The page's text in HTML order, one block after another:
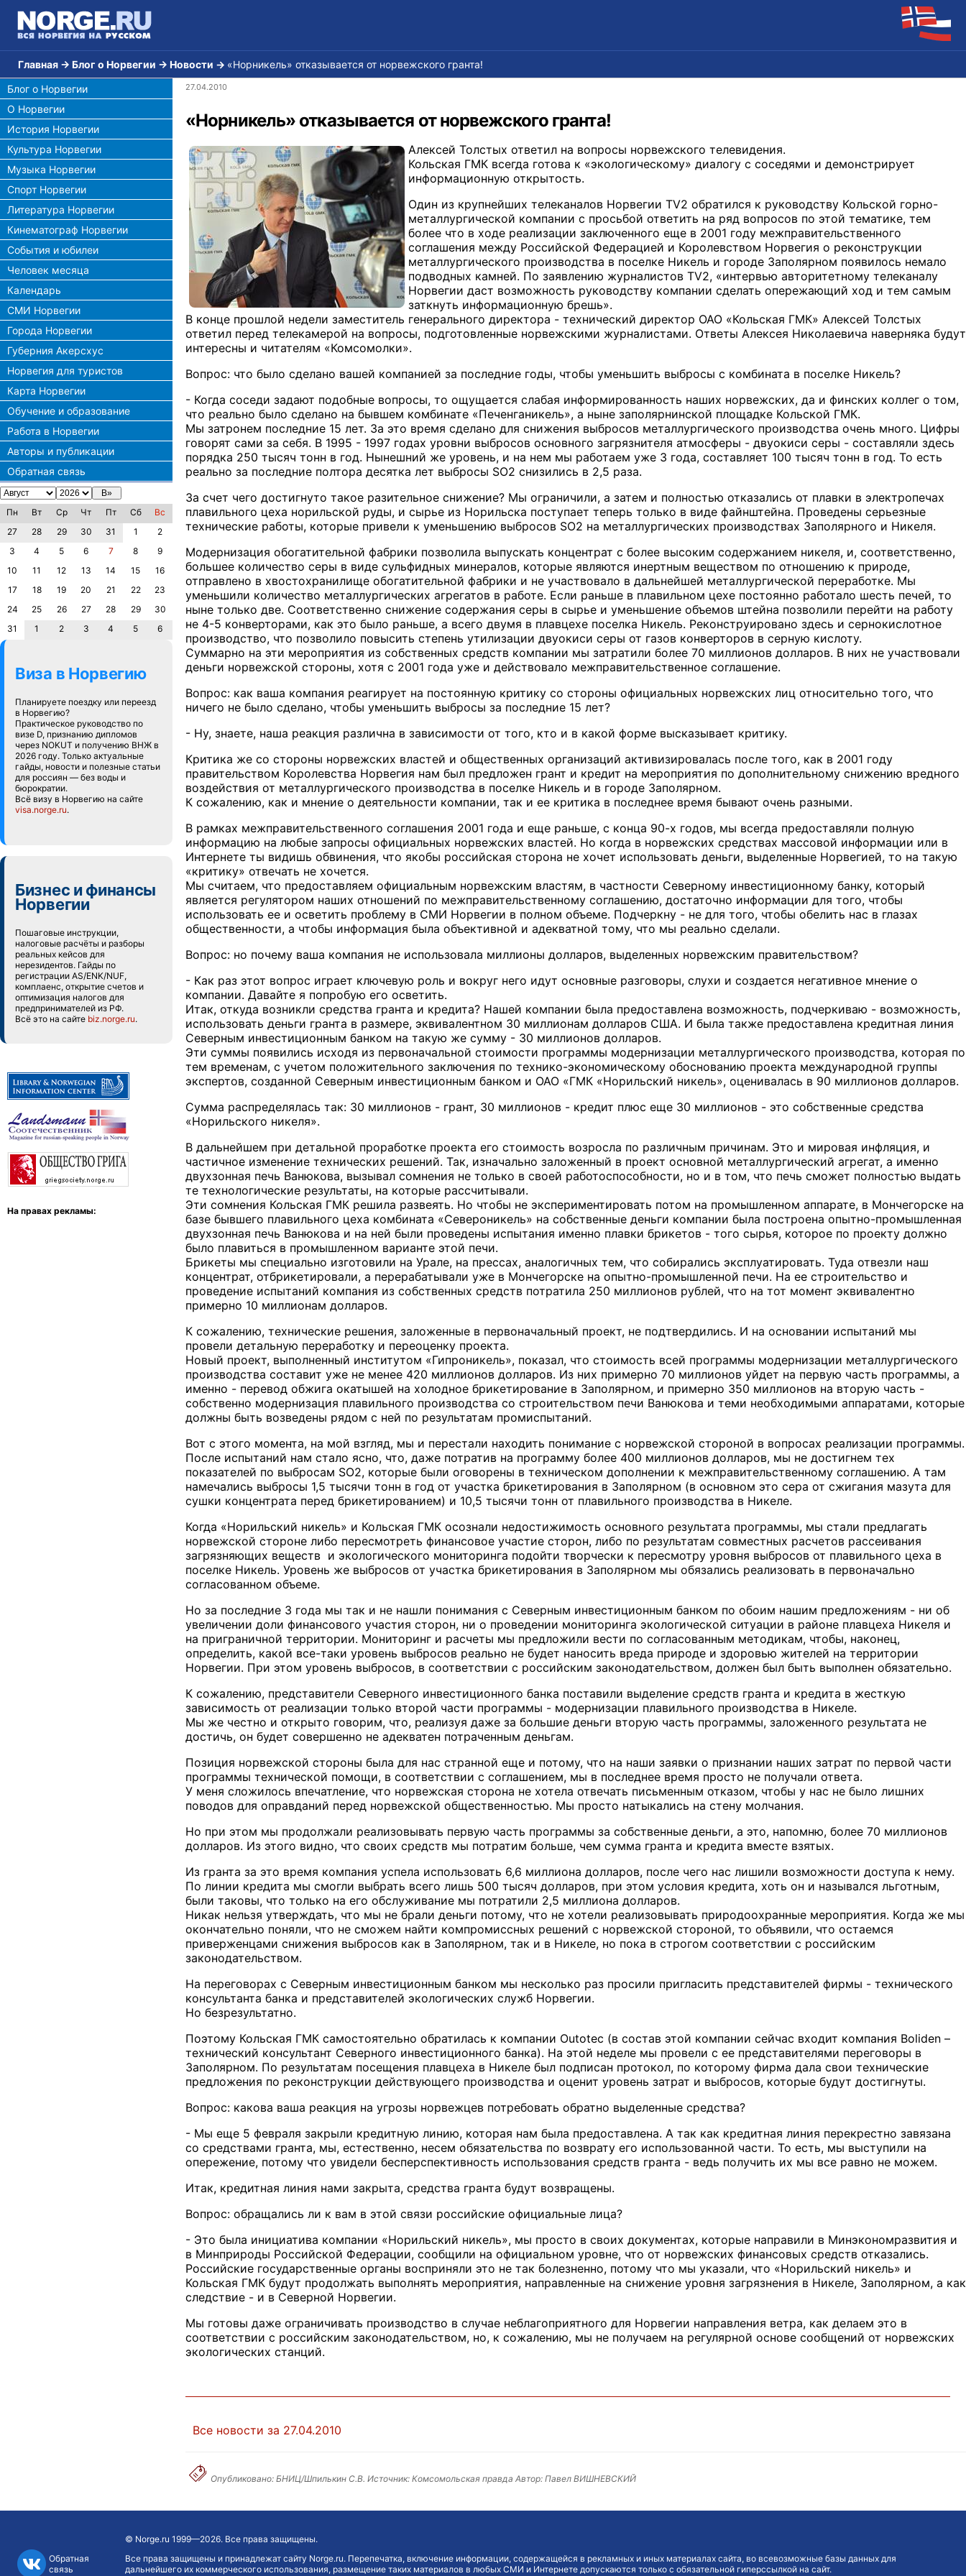
Главная → Блог о Норвегии → Новости → «Норникель» отказывается от норвежского гранта!
Блог о Норвегии
О Норвегии
История Норвегии
Культура Норвегии
Музыка Норвегии
Спорт Норвегии
Литература Норвегии
Кинематограф Норвегии
События и юбилеи
Человек месяца
Календарь
СМИ Норвегии
Города Норвегии
Губерния Акерсхус
Норвегия для туристов
Карта Норвегии
Обучение и образование
Работа в Норвегии
Авторы и публикации
Обратная связь
Пн Вт Ср Чт Пт Сб
Вс
27
28 29 30 31 1
2
3
4 5 6 7 8
9
10
11 12 13 14 15
16
17
18 19 20 21 22
23
24
25 26 27 28 29
30
31
1 2 3 4 5 6
Виза в Норвегию
Планируете поездку или переезд
в Норвегию?
Практическое руководство по
визе D, признанию дипломов
через NOKUT и получению ВНЖ в
2026 году. Только актуальные
гайды, новости и полезные статьи
для россиян — без воды и
бюрократии.
Всё визу в Норвегию на сайте
visa.norge.ru.
Бизнес и финансы
Норвегии
Пошаговые инструкции,
налоговые расчёты и разборы
реальных кейсов для
нерезидентов. Гайды по
регистрации AS/ENK/NUF,
комплаенс, открытие счетов и
оптимизация налогов для
предпринимателей из РФ.
Всё это на сайте biz.norge.ru.
На правах рекламы:
27.04.2010
«Норникель» отказывается от норвежского гранта!
Алексей Толстых ответил на вопросы норвежского телевидения.
Кольская ГМК всегда готова к «экологическому» диалогу с соседями и демонстрирует
информационную открытость.
Один из крупнейших телеканалов Норвегии TV2 обратился к руководству Кольской горно-
металлургической компании с просьбой ответить на ряд вопросов по этой тематике, тем
более что в ходе реализации заключенного еще в 2001 году межправительственного
соглашения между Российской Федерацией и Королевством Норвегия о реконструкции
металлургического производства в поселке Никель и городе Заполярном появилось немало
подводных камней. По заявлению журналистов TV2, «интервью авторитетному телеканалу
Норвегии даст возможность руководству компании сделать опережающий ход и тем самым
заткнуть информационную брешь».
В конце прошлой недели заместитель генерального директора - технический директор ОАО «Кольская ГМК» Алексей Толстых
ответил перед телекамерой на вопросы, подготовленные норвежскими журналистами. Ответы Алексея Николаевича наверняка будут
интересны и читателям «Комсомолки».
Вопрос: что было сделано вашей компанией за последние годы, чтобы уменьшить выбросы с комбината в поселке Никель?
- Когда соседи задают подобные вопросы, то ощущается слабая информированность наших норвежских, да и финских коллег о том,
что реально было сделано на бывшем комбинате «Печенганикель», а ныне заполярнинской площадке Кольской ГМК.
Мы затронем последние 15 лет. За это время сделано для снижения выбросов металлургического производства очень много. Цифры
говорят сами за себя. В 1995 - 1997 годах уровни выбросов основного загрязнителя атмосферы - двуокиси серы - составляли здесь
порядка 250 тысяч тонн в год. Нынешний же уровень, и на нем мы работаем уже 3 года, составляет 100 тысяч тонн в год. То есть
реально за последние полтора десятка лет выбросы SO2 снизились в 2,5 раза.
За счет чего достигнуто такое разительное снижение? Мы ограничили, а затем и полностью отказались от плавки в электропечах
плавильного цеха норильской руды, и сырье из Норильска поступает теперь только в виде файнштейна. Проведены серьезные
технические работы, которые привели к уменьшению выбросов SO2 на металлургических производствах Заполярного и Никеля.
Модернизация обогатительной фабрики позволила выпускать концентрат с более высоким содержанием никеля, и, соответственно,
большее количество серы в виде сульфидных минералов, которые являются инертным веществом по отношению к природе,
отправлено в хвостохранилище обогатительной фабрики и не участвовало в дальнейшей металлургической переработке. Мы
уменьшили количество металлургических агрегатов в работе. Если раньше в плавильном цехе постоянно работало шесть печей, то
ныне только две. Соответственно снижение содержания серы в сырье и уменьшение объемов штейна позволили перейти на работу
не 4-5 конверторами, как это было раньше, а всего двумя в плавцехе поселка Никель. Реконструировано здесь и сернокислотное
производство, что позволило повысить степень утилизации двуокиси серы от газов конверторов в серную кислоту.
Суммарно на эти мероприятия из собственных средств компании мы затратили более 70 миллионов долларов. В них не участвовали
деньги норвежской стороны, хотя с 2001 года уже и действовало межправительственное соглашение.
Вопрос: как ваша компания реагирует на постоянную критику со стороны официальных норвежских лиц относительно того, что
ничего не было сделано, чтобы уменьшить выбросы за последние 15 лет?
- Ну, знаете, наша реакция различна в зависимости от того, кто и в какой форме высказывает критику.
Критика же со стороны норвежских властей и общественных организаций активизировалась после того, как в 2001 году
правительством Королевства Норвегия нам был предложен грант и кредит на мероприятия по дополнительному снижению вредного
воздействия от металлургического производства в поселке Никель и в городе Заполярном.
К сожалению, как и мнение о деятельности компании, так и ее критика в последнее время бывают очень разными.
В рамках межправительственного соглашения 2001 года и еще раньше, с конца 90-х годов, мы всегда предоставляли полную
информацию на любые запросы официальных норвежских властей. Но когда в норвежских средствах массовой информации или в
Интернете ты видишь обвинения, что якобы российская сторона не хочет использовать деньги, выделенные Норвегией, то на такую
«критику» отвечать не хочется.
Мы считаем, что предоставляем официальным норвежским властям, в частности Северному инвестиционному банку, который
является регулятором наших отношений по межправительственному соглашению, достаточно информации для того, чтобы
использовать ее и осветить проблему в СМИ Норвегии в полном объеме. Подчеркну - не для того, чтобы обелить нас в глазах
общественности, а чтобы информация была объективной и адекватной тому, что мы реально сделали.
Вопрос: но почему ваша компания не использовала миллионы долларов, выделенных норвежским правительством?
- Как раз этот вопрос играет ключевую роль и вокруг него идут основные разговоры, слухи и создается негативное мнение о
компании. Давайте я попробую его осветить.
Итак, откуда возникли средства гранта и кредита? Нашей компании была предоставлена возможность, подчеркиваю - возможность,
использовать деньги гранта в размере, эквивалентном 30 миллионам долларов США. И была также предоставлена кредитная линия
Северным инвестиционным банком на такую же сумму - 30 миллионов долларов.
Эти суммы появились исходя из первоначальной стоимости программы модернизации металлургического производства, которая по
тем временам, с учетом положительного заключения по технико-экономическому обоснованию проекта международной группы
экспертов, созданной Северным инвестиционным банком и ОАО «ГМК «Норильский никель», оценивалась в 90 миллионов долларов.
Сумма распределялась так: 30 миллионов - грант, 30 миллионов - кредит плюс еще 30 миллионов - это собственные средства
«Норильского никеля».
В дальнейшем при детальной проработке проекта его стоимость возросла по различным причинам. Это и мировая инфляция, и
частичное изменение технических решений. Так, изначально заложенный в проект основной металлургический агрегат, а именно
двухзонная печь Ванюкова, вызывал сомнения не только в своей работоспособности, но и в том, что печь сможет полностью выдать
те технологические результаты, на которые рассчитывали.
Эти сомнения Кольская ГМК решила развеять. Но чтобы не экспериментировать потом на промышленном аппарате, в Мончегорске на
базе бывшего плавильного цеха комбината «Североникель» на собственные деньги компании была построена опытно-промышленная
двухзонная печь Ванюкова и на ней были проведены испытания именно плавки брикетов - того сырья, которое по проекту должно
было плавиться в промышленном варианте этой печи.
Брикеты мы специально изготовили на Урале, на прессах, аналогичных тем, что собирались эксплуатировать. Туда отвезли наш
концентрат, отбрикетировали, а перерабатывали уже в Мончегорске на опытно-промышленной печи. На ее строительство и
проведение испытаний компания из собственных средств потратила 250 миллионов рублей, что на тот момент эквивалентно
примерно 10 миллионам долларов.
К сожалению, технические решения, заложенные в первоначальный проект, не подтвердились. И на основании испытаний мы
провели детальную переработку и переоценку проекта.
Новый проект, выполненный институтом «Гипроникель», показал, что стоимость всей программы модернизации металлургического
производства составит уже не менее 420 миллионов долларов. Из них примерно 70 миллионов уйдет на первую часть программы, а
именно - перевод обжига окатышей на холодное брикетирование в Заполярном, и примерно 350 миллионов на вторую часть -
собственно модернизация плавильного производства со строительством печи Ванюкова и теми необходимыми аппаратами, которые
должны быть возведены рядом с ней по результатам промиспытаний.
Вот с этого момента, на мой взгляд, мы и перестали находить понимание с норвежской стороной в вопросах реализации программы.
После испытаний нам стало ясно, что, даже потратив на программу более 400 миллионов долларов, мы не достигнем тех
показателей по выбросам SO2, которые были оговорены в техническом дополнении к межправительственному соглашению. А там
намечались выбросы 1,5 тысячи тонн в год от участка брикетирования в Заполярном (в основном это сера от сжигания мазута для
сушки концентрата перед брикетированием) и 10,5 тысячи тонн от плавильного производства в Никеле.
Когда «Норильский никель» и Кольская ГМК осознали недостижимость основного результата программы, мы стали предлагать
норвежской стороне либо пересмотреть финансовое участие сторон, либо по результатам совместных расчетов рассеивания
загрязняющих веществ и экологического мониторинга подойти творчески к пересмотру уровня выбросов от плавильного цеха в
поселке Никель. Уровень же выбросов от участка брикетирования в Заполярном мы обязались реализовать в первоначально
согласованном объеме.
Но за последние 3 года мы так и не нашли понимания с Северным инвестиционным банком по обоим нашим предложениям - ни об
увеличении доли финансового участия сторон, ни о проведении мониторинга экологической ситуации в районе плавцеха Никеля и
на приграничной территории. Мониторинг и расчеты мы предложили вести по согласованным методикам, чтобы, наконец,
определить, какой все-таки уровень выбросов реально не будет наносить вреда природе и здоровью жителей на территории
Норвегии. При этом уровень выбросов, в соответствии с российским законодательством, должен был быть выполнен обязательно.
К сожалению, представители Северного инвестиционного банка поставили выделение средств гранта и кредита в жесткую
зависимость от реализации только второй части программы - модернизации плавильного производства в Никеле.
Мы же честно и открыто говорим, что, реализуя даже за большие деньги вторую часть программы, заложенного результата не
достичь, он будет совершенно не адекватен потраченным деньгам.
Позиция норвежской стороны была для нас странной еще и потому, что на наши заявки о признании наших затрат по первой части
программы технической помощи, в соответствии с соглашением, мы в последнее время просто не получали ответа.
У меня сложилось впечатление, что норвежская сторона не хотела отвечать письменным отказом, чтобы у нас не было лишних
поводов для оправданий перед норвежской общественностью. Мы просто натыкались на стену молчания.
Но при этом мы продолжали реализовывать первую часть программы за собственные деньги, а это, напомню, более 70 миллионов
долларов. Из этого видно, что своих средств мы потратим больше, чем сумма гранта и кредита вместе взятых.
Из гранта за это время компания успела использовать 6,6 миллиона долларов, после чего нас лишили возможности доступа к нему.
По линии кредита мы смогли выбрать всего лишь 500 тысяч долларов, при этом условия кредита, хоть он и назывался льготным,
были таковы, что только на его обслуживание мы потратили 2,5 миллиона долларов.
Никак нельзя утверждать, что мы не брали деньги потому, что не хотели реализовывать природоохранные мероприятия. Когда же мы
окончательно поняли, что не сможем найти компромиссных решений с норвежской стороной, то объявили, что остаемся
приверженцами снижения выбросов как в Заполярном, так и в Никеле, но пока в строгом соответствии с российским
законодательством.
На переговорах с Северным инвестиционным банком мы несколько раз просили пригласить представителей фирмы - технического
консультанта банка и представителей экологических служб Норвегии.
Но безрезультатно.
Поэтому Кольская ГМК самостоятельно обратилась к компании Outotec (в состав этой компании сейчас входит компания Boliden –
технический консультант Северного инвестиционного банка). На этой неделе мы провели с ее представителями переговоры в
Заполярном. По результатам посещения плавцеха в Никеле был подписан протокол, по которому фирма дала свои технические
предложения по реконструкции действующего производства и оценит уровень затрат и выбросов, которые будут достигнуты.
Вопрос: какова ваша реакция на угрозы норвежцев потребовать обратно выделенные средства?
- Мы еще 5 февраля закрыли кредитную линию, которая нам была предоставлена. А так как кредитная линия перекрестно завязана
со средствами гранта, мы, естественно, несем обязательства по возврату его использованной части. То есть, мы выступили на
опережение, потому что увидели бесперспективность использования средств гранта - ведь получить их мы все равно не можем.
Итак, кредитная линия нами закрыта, средства гранта будут возвращены.
Вопрос: обращались ли к вам в этой связи российские официальные лица?
- Это была инициатива компании «Норильский никель», мы просто в своих документах, которые направили в Минэкономразвития и
в Минприроды Российской Федерации, сообщили на официальном уровне, что от норвежских финансовых средств отказались.
Российские государственные органы восприняли это не так болезненно, потому что мы указали, что «Норильский никель» и
Кольская ГМК будут продолжать выполнять мероприятия, направленные на снижение уровня загрязнения в Никеле, Заполярном, а как
следствие - и в Северной Норвегии.
Мы готовы даже ограничивать производство в случае неблагоприятного для Норвегии направления ветра, как делаем это в
соответствии с российским законодательством, но, к сожалению, мы не получаем на регулярной основе сообщений от норвежских
экологических станций.
Все новости за 27.04.2010
Опубликовано: БНИЦ/Шпилькин С.В. Источник: Комсомольская правда Автор: Павел ВИШНЕВСКИЙ
Обратная
связь
© Norge.ru 1999—2026. Все права защищены.
Все права защищены и принадлежат сайту Norge.ru. Перепечатка, включение информации, содержащейся в рекламных и иных материалах сайта, во всевозможные базы данных для
дальнейшего их коммерческого использования, размещение таких материалов в любых СМИ и Интернете допускаются только с обязательной гиперссылкой на сайт.